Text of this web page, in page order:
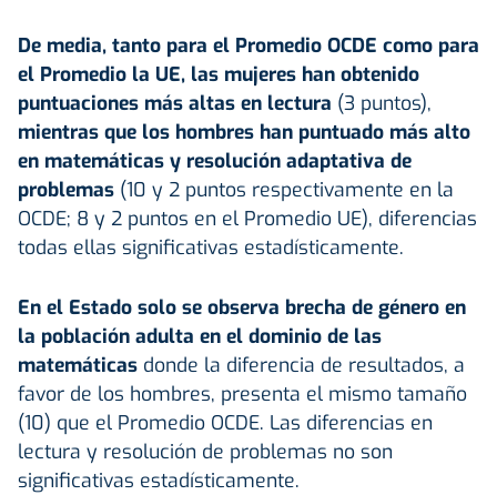
De media, tanto para el Promedio OCDE como para
el Promedio la UE, las mujeres han obtenido
puntuaciones más altas en lectura (3 puntos),
mientras que los hombres han puntuado más alto
en matemáticas y resolución adaptativa de
problemas (10 y 2 puntos respectivamente en la
OCDE; 8 y 2 puntos en el Promedio UE), diferencias
todas ellas significativas estadísticamente.
En el Estado solo se observa brecha de género en
la población adulta en el dominio de las
matemáticas donde la diferencia de resultados, a
favor de los hombres, presenta el mismo tamaño
(10) que el Promedio OCDE. Las diferencias en
lectura y resolución de problemas no son
significativas estadísticamente.